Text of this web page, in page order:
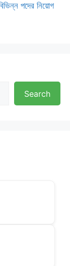
পদের নিয়োগ
Search